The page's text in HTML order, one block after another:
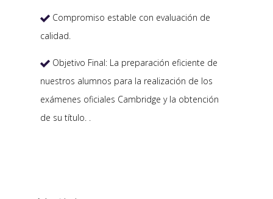
 Compromiso estable con evaluación de
calidad.
 Objetivo Final: La preparación eficiente de
nuestros alumnos para la realización de los
exámenes oficiales Cambridge y la obtención
de su título. .